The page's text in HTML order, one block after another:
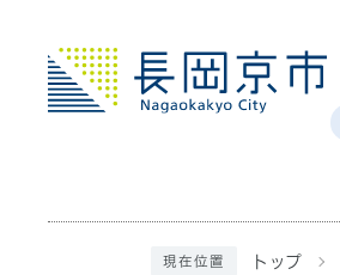
現在位置 トップ